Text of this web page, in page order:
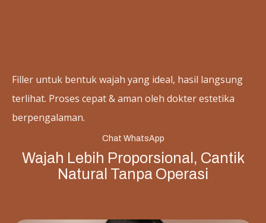
Filler untuk bentuk wajah yang ideal, hasil langsung
terlihat. Proses cepat & aman oleh dokter estetika
berpengalaman.
Chat WhatsApp
Wajah Lebih Proporsional, Cantik
Natural Tanpa Operasi